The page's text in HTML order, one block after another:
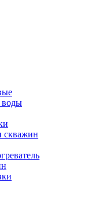
воды
скважин